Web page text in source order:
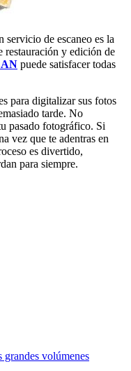
servicio de escaneo es la
restauración y edición de
puede satisfacer todas
para digitalizar sus fotos
tarde. No
pasado fotográfico. Si
vez que te adentras en
es divertido,
para siempre.
volúmenes